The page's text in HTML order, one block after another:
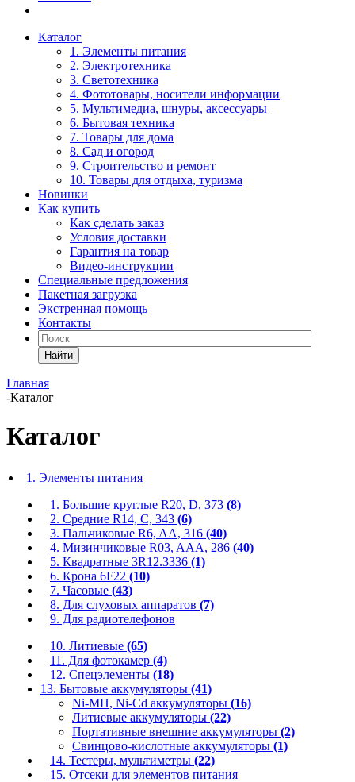
Каталог
1. Элементы питания
2. Электротехника
3. Светотехника
4. Фототовары, носители информации
5. Мультимедиа, шнуры, аксессуары
6. Бытовая техника
7. Товары для дома
8. Сад и огород
9. Строительство и ремонт
10. Товары для отдыха, туризма
Новинки
Как купить
Как сделать заказ
Условия доставки
Гарантия на товар
Видео-инструкции
Специальные предложения
Пакетная загрузка
Экстренная помощь
Контакты
Найти
Главная
-Каталог
Каталог
1. Элементы питания
1. Большие круглые R20, D, 373 (8)
2. Средние R14, C, 343 (6)
3. Пальчиковые R6, AA, 316 (40)
4. Мизинчиковые R03, AAA, 286 (40)
5. Квадратные 3R12.3336 (1)
6. Крона 6F22 (10)
7. Часовые (43)
8. Для слуховых аппаратов (7)
9. Для радиотелефонов
10. Литиевые (65)
11. Для фотокамер (4)
12. Спецэлементы (18)
13. Бытовые аккумуляторы (41)
Ni-MH, Ni-Cd аккумуляторы (16)
Литиевые аккумуляторы (22)
Портативные внешние аккумуляторы (2)
Свинцово-кислотные аккумуляторы (1)
14. Тестеры, мультиметры (22)
15. Отсеки для элементов питания